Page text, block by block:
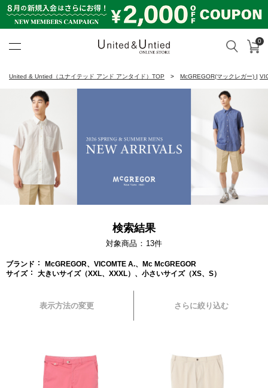
検索 カ
0
United & Untied（ユナイテッド アンド アンタイド）TOP McGREGOR(マックレガー) |
検索結果
対象商品 13件
ブランド
McGREGOR、VICOMTE A.、Mc McGREGOR
サイズ
大きいサイズ（XXL、XXXL）、小さいサイズ（XS、S）
表示方法の変更 さらに絞り込む